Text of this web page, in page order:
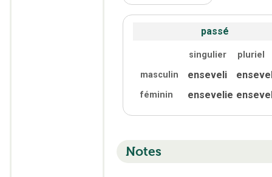
passé
singulier
pluriel
masculin
enseveli
féminin ensevelie
Notes